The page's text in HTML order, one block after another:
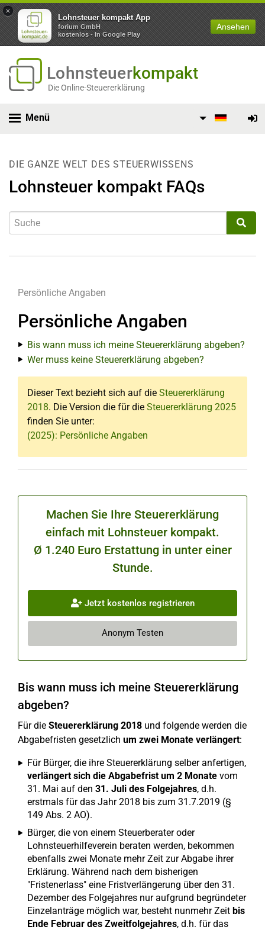
×
Lohnsteuer kompakt App
forium GmbH
kostenlos - In Google Play
Ansehen
Lohnsteuerkompakt
Die Online-Steuererklärung
Menü
DIE GANZE WELT DES STEUERWISSENS
Lohnsteuer kompakt FAQs
Persönliche Angaben
Persönliche Angaben
Bis wann muss ich meine Steuererklärung abgeben?
Wer muss keine Steuererklärung abgeben?
Dieser Text bezieht sich auf die Steuererklärung
2018. Die Version die für die Steuererklärung 2025
finden Sie unter:
(2025): Persönliche Angaben
Machen Sie Ihre Steuererklärung
einfach mit Lohnsteuer kompakt.
Ø 1.240 Euro Erstattung in unter einer
Stunde.
Jetzt kostenlos registrieren
Anonym Testen
Bis wann muss ich meine Steuererklärung
abgeben?
Für die Steuererklärung 2018 und folgende werden die
Abgabefristen gesetzlich um zwei Monate verlängert:
Für Bürger, die ihre Steuererklärung selber anfertigen,
verlängert sich die Abgabefrist um 2 Monate vom
31. Mai auf den 31. Juli des Folgejahres, d.h.
erstmals für das Jahr 2018 bis zum 31.7.2019 (§
149 Abs. 2 AO).
Bürger, die von einem Steuerberater oder
Lohnsteuerhilfeverein beraten werden, bekommen
ebenfalls zwei Monate mehr Zeit zur Abgabe ihrer
Erklärung. Während nach dem bisherigen
"Fristenerlass" eine Fristverlängerung über den 31.
Dezember des Folgejahres nur aufgrund begründeter
Einzelanträge möglich war, besteht nunmehr Zeit bis
Ende Februar des Zweitfolgejahres, d.h. für das